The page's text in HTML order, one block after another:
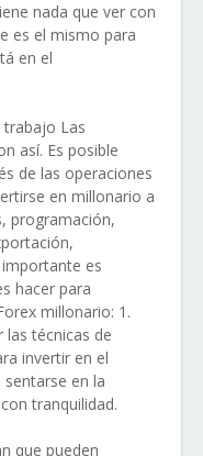
nada que ver con
es el mismo para
en el
Las
así. Es posible
de las operaciones
en millonario a
programación,
es
hacer para
millonario: 1.
las técnicas de
invertir en el
en la
tranquilidad.
que pueden